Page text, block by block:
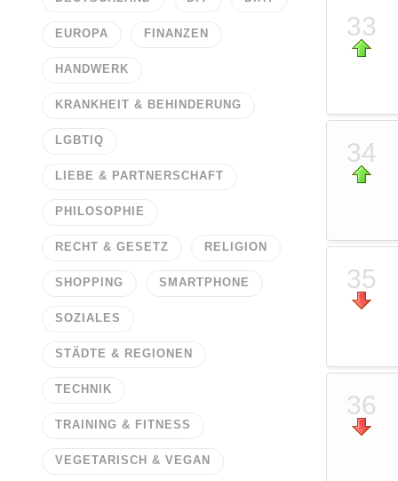
EUROPA FINANZEN
HANDWERK
KRANKHEIT & BEHINDERUNG
LGBTIQ
LIEBE & PARTNERSCHAFT
PHILOSOPHIE
RECHT & GESETZ RELIGION
SHOPPING SMARTPHONE
SOZIALES
STÄDTE & REGIONEN
TECHNIK
TRAINING & FITNESS
VEGETARISCH & VEGAN
33
34
35
36